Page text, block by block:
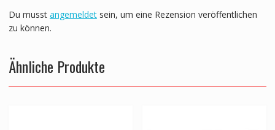
Du musst angemeldetsein, um eine Rezension veröffentlichen
zu können.
Ähnliche Produkte